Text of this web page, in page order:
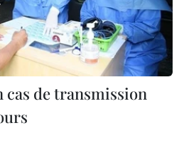
cas de transmission